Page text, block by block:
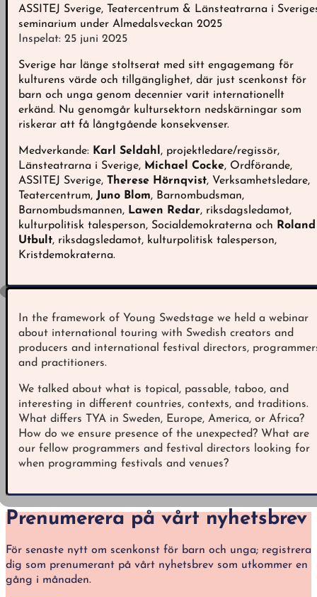
ASSITEJ Sverige, Teatercentrum & Länsteatrarna i
seminarium under Almedalsveckan 2025
Inspelat: 25 juni 2025
Sverige har länge stoltserat med sitt engagemang för
kulturens värde och tillgänglighet, där just scenkonst för
barn och unga genom decennier varit internationellt
erkänd. Nu genomgår kultursektorn nedskärningar som
riskerar att få långtgående konsekvenser.
Medverkande: Karl Seldahl , projektledare/regissör,
Länsteatrarna i Sverige, Michael Cocke, Ordförande,
ASSITEJ Sverige, Therese Hörnqvist, Verksamhetsledare,
Teatercentrum, Juno Blom, Barnombudsman,
Barnombudsmannen, Lawen Redar, riksdagsledamot,
kulturpolitisk talesperson, Socialdemokraterna och Roland
Utbult, riksdagsledamot, kulturpolitisk talesperson,
Kristdemokraterna.
In the framework of Young Swedstage we held a webinar
about international touring with Swedish creators and
producers and international festival directors,
and practitioners.
We talked about what is topical, passable, taboo, and
interesting in different countries, contexts, and traditions.
What differs TYA in Sweden, Europe, America, or Africa?
How do we ensure presence of the unexpected? What are
our fellow programmers and festival directors looking for
when programming festivals and venues?
Prenumerera på vårt nyhetsbrev
För senaste nytt om scenkonst för barn och unga; registrera
dig som prenumerant på vårt nyhetsbrev som utkommer en
gång i månaden.